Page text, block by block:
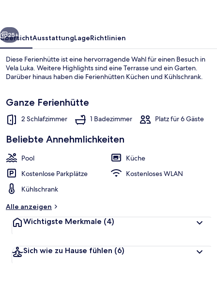
Ferienhaus (Two Bedroom Stone
Weiter
25+
ÜbersichtAusstattungLageRichtlinien
Diese Ferienhütte ist eine hervorragende Wahl für einen Besuch in
Vela Luka. Weitere Highlights sind eine Terrasse und ein Garten.
Darüber hinaus haben die Ferienhütten Küchen und Kühlschrank.
Ganze Ferienhütte
2 Schlafzimmer 1 Badezimmer Platz für 6 Gäste
Beliebte Annehmlichkeiten
Pool
Küche
Kostenlose Parkplätze
Kostenloses WLAN
Kühlschrank
Alle anzeigen
Wichtigste Merkmale (4)
Sich wie zu Hause fühlen (6)